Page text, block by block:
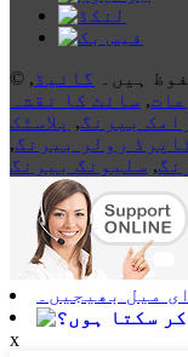
گائیڈ ,
, سائٹ کا نقشہ
​​بیرنگ, پلاسٹک
رولر بیرنگ,
, سلیونگ بیرنگ
ای میل بھیجیں۔
x